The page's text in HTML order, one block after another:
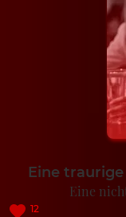
Eine traurige
Eine
12